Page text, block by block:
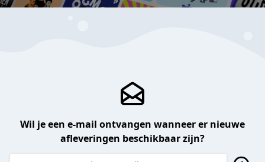
Wil je een e-mail ontvangen wanneer er nieuwe
afleveringen beschikbaar zijn?